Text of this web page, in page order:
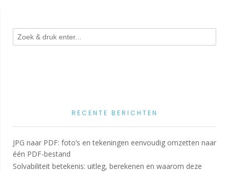
RECENTE BERICHTEN
JPG naar PDF: foto’s en tekeningen eenvoudig omzetten naar
één PDF-bestand
Solvabiliteit betekenis: uitleg, berekenen en waarom deze